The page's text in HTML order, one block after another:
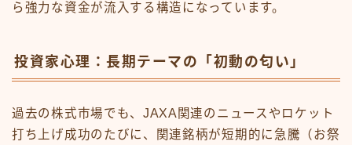
ら強力な資金が流入する構造になっています。
投資家心理：長期テーマの「初動の匂い」
過去の株式市場でも、JAXA関連のニュースやロケット
打ち上げ成功のたびに、関連銘柄が短期的に急騰（お祭